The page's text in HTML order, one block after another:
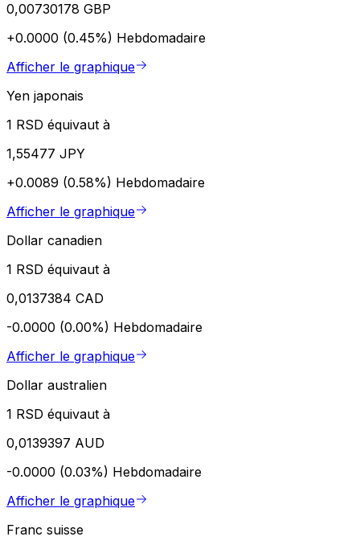
0,00730178 GBP
+0.0000 (0.45%) Hebdomadaire
Afficher le graphique
Yen japonais
1 RSD équivaut à
1,55477 JPY
+0.0089 (0.58%) Hebdomadaire
Afficher le graphique
Dollar canadien
1 RSD équivaut à
0,0137384 CAD
-0.0000 (0.00%) Hebdomadaire
Afficher le graphique
Dollar australien
1 RSD équivaut à
0,0139397 AUD
-0.0000 (0.03%) Hebdomadaire
Afficher le graphique
Franc suisse